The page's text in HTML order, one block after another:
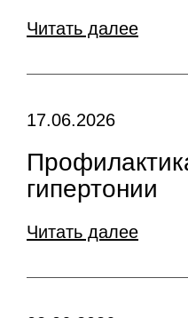
Читать далее
17.06.2026
гипертонии
Читать далее